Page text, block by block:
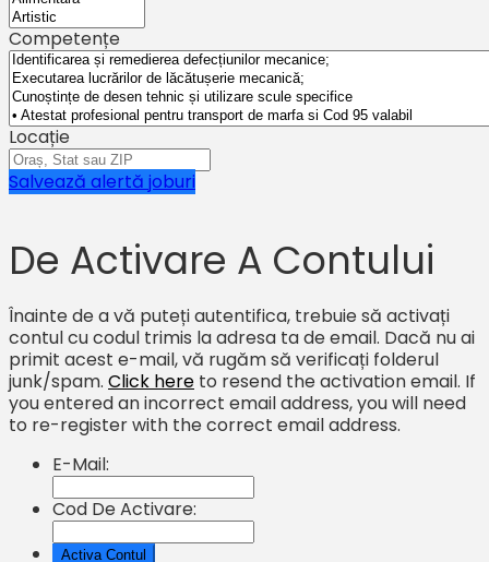
Competențe
Locație
Salvează alertă joburi
De Activare A Contului
Înainte de a vă puteți autentifica, trebuie să activați
contul cu codul trimis la adresa ta de email. Dacă nu ai
primit acest e-mail, vă rugăm să verificați folderul
junk/spam. Click here to resend the activation email. If
you entered an incorrect email address, you will need
to re-register with the correct email address.
E-Mail:
Cod De Activare: